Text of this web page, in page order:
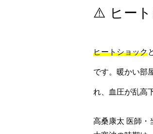
⚠️ ヒート
ヒートショック
です。暖かい部
れ、血圧が乱高
高桑康太 医師・